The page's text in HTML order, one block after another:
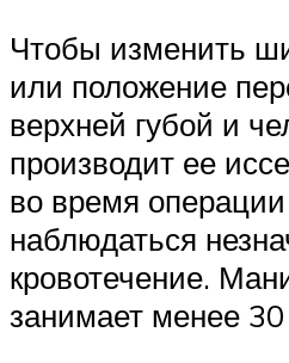
Чтобы изменить
или положение
верхней губой и
производит ее
во время
наблюдаться
кровотечение.
занимает менее